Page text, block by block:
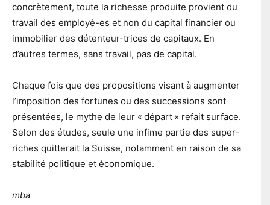
concrètement, toute la richesse produite provient du
travail des employé-es et non du capital financier ou
immobilier des détenteur-trices de capitaux. En
d’autres termes, sans travail, pas de capital.
Chaque fois que des propositions visant à augmenter
l’imposition des fortunes ou des successions sont
présentées, le mythe de leur « départ » refait surface.
Selon des études, seule une infime partie des super-
riches quitterait la Suisse, notamment en raison de sa
stabilité politique et économique.
mba